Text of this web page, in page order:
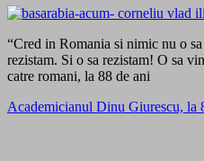
“Cred in Romania si nimic nu o
rezistam. Si o sa rezistam! O sa
catre romani, la 88 de ani
Academicianul Dinu Giurescu,